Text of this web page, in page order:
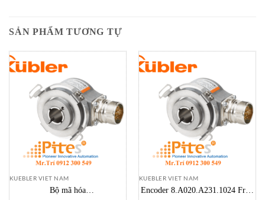
SẢN PHẨM TƯƠNG TỰ
KUEBLER VIET NAM
Bộ mã hóa
KUEBLER VIET NAM
Encoder 8.A020.A231.1024 Fritz